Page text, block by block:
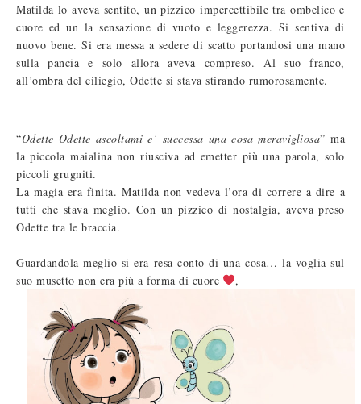
Matilda lo aveva sentito, un pizzico impercettibile tra ombelico e
cuore ed un la sensazione di vuoto e leggerezza. Si sentiva di
nuovo bene. Si era messa a sedere di scatto portandosi una mano
sulla pancia e solo allora aveva compreso. Al suo franco,
all’ombra del ciliegio, Odette si stava stirando rumorosamente.
“Odette Odette ascoltami e’ successa una cosa meravigliosa” ma
la piccola maialina non riusciva ad emetter più una parola, solo
piccoli grugniti.
La magia era finita. Matilda non vedeva l’ora di correre a dire a
tutti che stava meglio. Con un pizzico di nostalgia, aveva preso
Odette tra le braccia.
Guardandola meglio si era resa conto di una cosa… la voglia sul
suo musetto non era più a forma di cuore
,